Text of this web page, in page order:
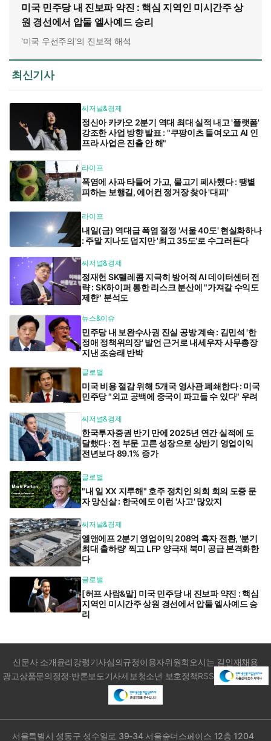
미국 민주당 내 진보파 약진 : 핵심 지역인 미시간주 상
원 경선에서 압둘 엘사예드 승리
'미국 우선주의'의 진보적 해석
최신기사
씨저널&경제
정신아 카카오 2분기 역대 최대 실적 내고 '플랫폼'
강조한 사업 방향 발표 : "쿠팡이츠 들여오고 AI 인
프라 사업은 진출 안 해"
라이프
폭염에 사과 타들어 가고, 물고기 폐사했다 : 땡볕
피하는 보행길, 에어컨 정거장 찾아 '대피'
라이프
내일(금) 역대급 폭염 절정 '서울 40도' 현실화하나
: 주말 지나도 덥지만 '최고 35도'로 수그러든다
씨저널&경제
정재헌 SK텔레콤 지극히 방어적 AI 데이터센터 전
략 : SK하이퍼 통한 리스크 분산에 "가져갈 수익도
제한" 분석도
뉴스&이슈
민주당 내 보완수사권 진실 공방 계속 : 김민석 '한
정애 정책위의장' 발언 근거로 내세우자 사무총장
지낸 조승래 반박
글로벌
미국 비용 절감 위해 5개국 영사관 폐쇄한다 : 미국
민주당 "외교 공백에 중국이 파고들 수 있다" 우려
씨저널&경제
한국투자증권 반기 만에 2025년 연간 실적에 도
달했다 : 전 부문 고른 성장으로 상반기 영업이익
전년보다 89.1% 증가
글로벌
"내 일 XX 지루해" 호주 정치인 의회 회의 도중 문
자 망신살 : 한국에도 이런 '사고' 많았지
씨저널&경제
엘앤에프 2분기 영업이익 208억 흑자 전환, '분기
최대 출하량' 찍고 LFP 양극재 북미 공급 본격화한
다
글로벌
[허프 사람&말] 미국 민주당 내 진보파 약진 : 핵심
지역인 미시간주 상원 경선에서 압둘 엘사예드 승
리
신문사 소개윤리강령기사심의규정이용자위원회 오시는 길인재채용
광고상품문의정정·반론보도기사제보청소년 보호정책RSS
서울특별시 성동구 성수일로 39-34 서울숲더스페이스 12층 1204